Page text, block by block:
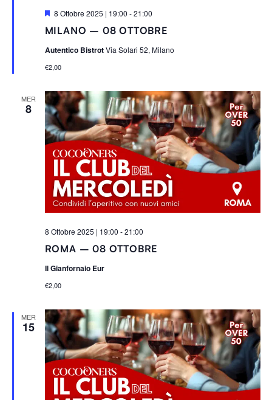
MILANO – 08 OTTOBRE
S
g
a
a
i
8 Ottobre 2025 | 19:00 -21:00
Autentico BistrotVia Solari 52, Milano
€2,00
MER
8
ROMA – 08 OTTOBRE
8 Ottobre 2025 | 19:00 -21:00
Il Gianfornaio Eur
€2,00
MER
15